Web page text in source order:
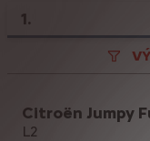
1.
Citroën Jumpy
L2